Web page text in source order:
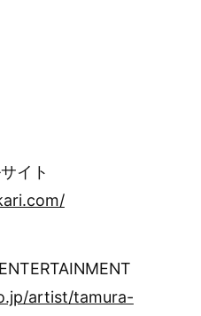
イト
artist/tamura-